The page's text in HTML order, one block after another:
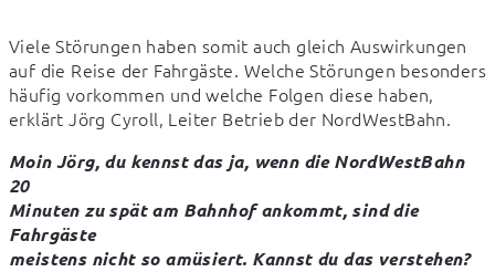
Viele Störungen haben somit auch gleich Auswirkungen
auf die Reise der Fahrgäste. Welche Störungen besonders
häufig vorkommen und welche Folgen diese haben,
erklärt Jörg Cyroll, Leiter Betrieb der NordWestBahn.
Moin Jörg, du kennst das ja, wenn die NordWestBahn
20
Minuten zu spät am Bahnhof ankommt, sind die
Fahrgäste
meistens nicht so amüsiert. Kannst du das verstehen?